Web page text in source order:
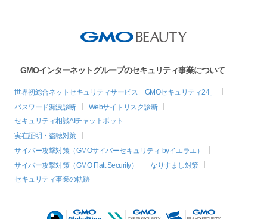
GMOインターネットグループのセキュリティ事業について
世界初総合ネットセキュリティサービス「GMOセキュリティ24」
パスワード漏洩診断
Webサイトリスク診断
セキュリティ相談AIチャットボット
実在証明・盗聴対策
サイバー攻撃対策（GMOサイバーセキュリティ byイエラエ）
サイバー攻撃対策（GMO Flatt Security）
なりすまし対策
セキュリティ事業の軌跡